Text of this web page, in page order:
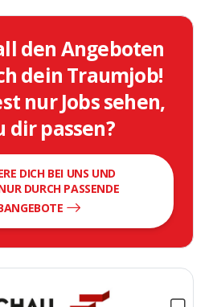
den Angeboten
dein Traumjob!
nur Jobs sehen,
dir passen?
DICH BEI UNS UND
DURCH PASSENDE